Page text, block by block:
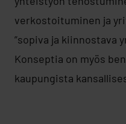
verkostoituminen ja
”sopiva ja kiinnostava
Konseptia on myös
kaupungista